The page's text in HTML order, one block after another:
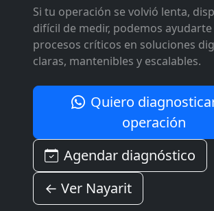
Si tu operación se volvió lenta,
difícil de medir, podemos
procesos críticos en soluciones
claras, mantenibles y escalables.
Quiero
operación
Agendar diagnóstico
← Ver Nayarit